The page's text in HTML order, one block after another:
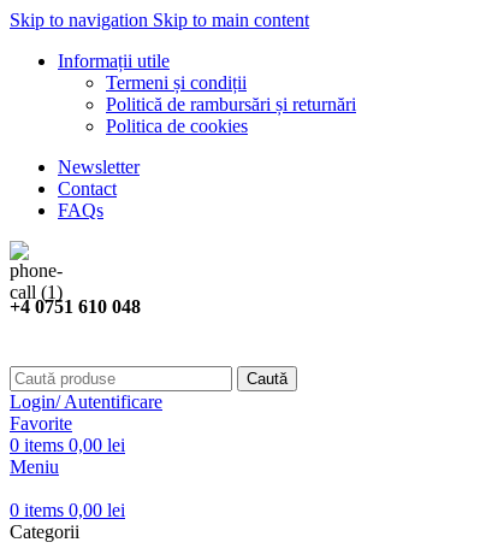
Skip to navigation Skip to main content
Informații utile
Termeni și condiții
Politică de rambursări și returnări
Politica de cookies
Newsletter
Contact
FAQs
+4 0751 610 048
Caută
Login/ Autentificare
Favorite
0 items 0,00 lei
Meniu
0 items 0,00 lei
Categorii